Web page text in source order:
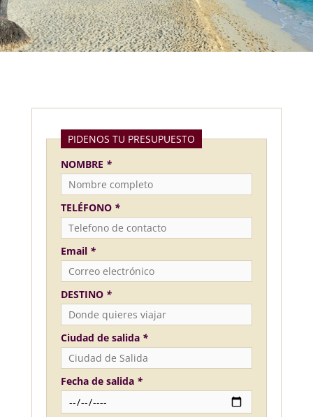
PIDENOS TU PRESUPUESTO
NOMBRE *
TELÉFONO *
Email *
DESTINO *
Ciudad de salida *
Fecha de salida *